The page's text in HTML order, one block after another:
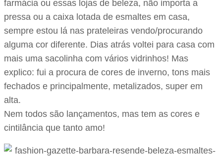
farmácia ou essas lojas de beleza, não importa a
pressa ou a caixa lotada de esmaltes em casa,
sempre estou lá nas prateleiras vendo/procurando
alguma cor diferente. Dias atrás voltei para casa com
mais uma sacolinha com vários vidrinhos! Mas
explico: fui a procura de cores de inverno, tons mais
fechados e principalmente, metalizados, super em
alta.
Nem todos são lançamentos, mas tem as cores e
cintilância que tanto amo!